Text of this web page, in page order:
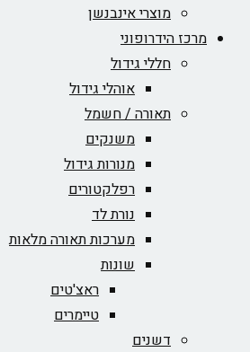
מוצרי אינבנשן
מרכז הידרופוני
חללי גידול
אוהלי גידול
תאורה / חשמל
משנקים
מנורות גידול
רפלקטורים
נורת לד
מערכות תאורה מלאות
שונות
ראצ'טים
טיימרים
דשנים